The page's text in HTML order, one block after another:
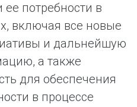
потребности в
включая все новые
и дальнейшую
а также
для обеспечения
в процессе